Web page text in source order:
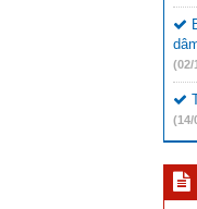
(02/
(14/
(23/